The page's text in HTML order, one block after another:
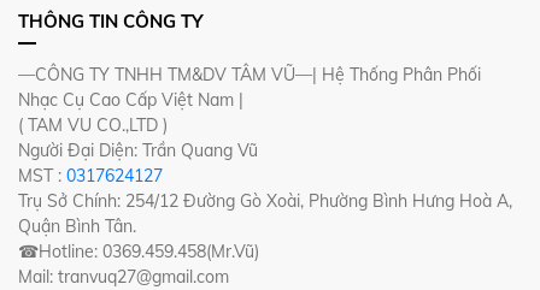
THÔNG TIN CÔNG TY
—CÔNG TY TNHH TM&DV TÂM VŨ—| Hệ Thống Phân Phối
Nhạc Cụ Cao Cấp Việt Nam |
( TAM VU CO.,LTD )
Người Đại Diện: Trần Quang Vũ
MST : 0317624127
Trụ Sở Chính: 254/12 Đường Gò Xoài, Phường Bình Hưng Hoà A,
Quận Bình Tân.
☎Hotline: 0369.459.458(Mr.Vũ)
Mail: tranvuq27@gmail.com